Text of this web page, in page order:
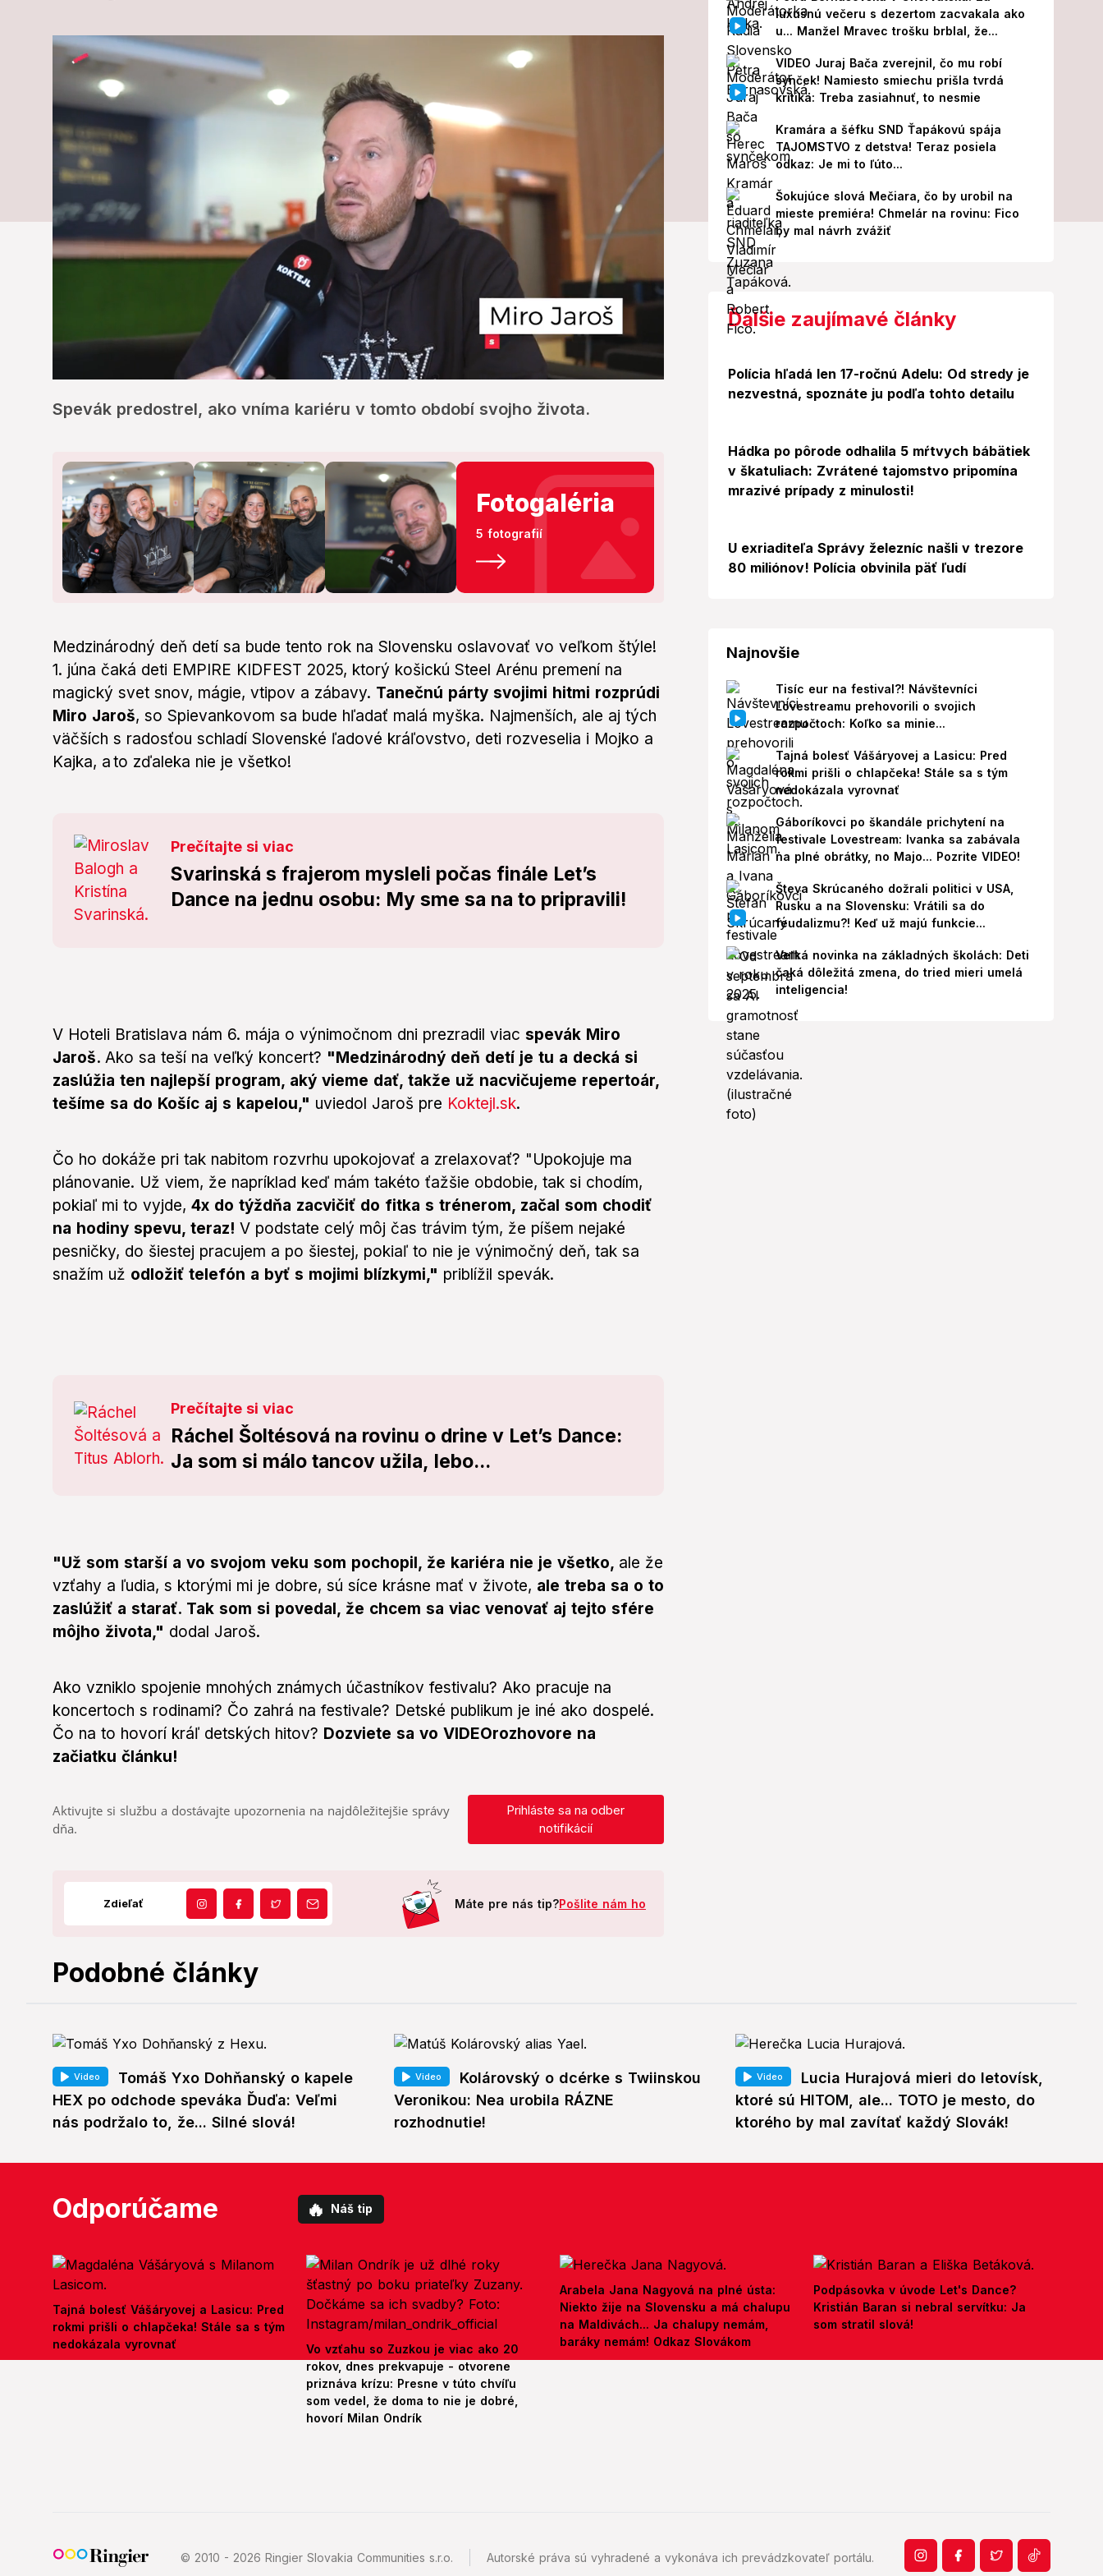
of
secondsVolume
0%
Spevák predostrel, ako vníma kariéru v tomto období svojho života.
detských hitov Mira Jaroša:
Pochopil som, že kariéra nie
je všetko!
Spevák predostrel, ako vníma kariéru v tomto období svojho života.
Fotogaléria
5 fotografií
Medzinárodný deň detí sa bude tento rok na Slovensku oslavovať vo veľkom štýle!
1. júna čaká deti EMPIRE KIDFEST 2025, ktorý košickú Steel Arénu premení na
magický svet snov, mágie, vtipov a zábavy. Tanečnú párty svojimi hitmi rozprúdi
Miro Jaroš, so Spievankovom sa bude hľadať malá myška. Najmenších, ale aj tých
väčších s radosťou schladí Slovenské ľadové kráľovstvo, deti rozveselia i Mojko a
Kajka, a to zďaleka nie je všetko!
Prečítajte si viac
Svarinská s frajerom mysleli počas finále Let’s
Dance na jednu osobu: My sme sa na to pripravili!
V Hoteli Bratislava nám 6. mája o výnimočnom dni prezradil viac spevák Miro
Jaroš. Ako sa teší na veľký koncert? "Medzinárodný deň detí je tu a decká si
zaslúžia ten najlepší program, aký vieme dať, takže už nacvičujeme repertoár,
tešíme sa do Košíc aj s kapelou," uviedol Jaroš pre Koktejl.sk.
Čo ho dokáže pri tak nabitom rozvrhu upokojovať a zrelaxovať? "Upokojuje ma
plánovanie. Už viem, že napríklad keď mám takéto ťažšie obdobie, tak si chodím,
pokiaľ mi to vyjde, 4x do týždňa zacvičiť do fitka s trénerom, začal som chodiť
na hodiny spevu, teraz! V podstate celý môj čas trávim tým, že píšem nejaké
pesničky, do šiestej pracujem a po šiestej, pokiaľ to nie je výnimočný deň, tak sa
snažím už odložiť telefón a byť s mojimi blízkymi," priblížil spevák.
Prečítajte si viac
Ráchel Šoltésová na rovinu o drine v Let’s Dance:
Ja som si málo tancov užila, lebo...
"Už som starší a vo svojom veku som pochopil, že kariéra nie je všetko, ale že
vzťahy a ľudia, s ktorými mi je dobre, sú síce krásne mať v živote, ale treba sa o to
zaslúžiť a starať. Tak som si povedal, že chcem sa viac venovať aj tejto sfére
môjho života," dodal Jaroš.
Ako vzniklo spojenie mnohých známych účastníkov festivalu? Ako pracuje na
koncertoch s rodinami? Čo zahrá na festivale? Detské publikum je iné ako dospelé.
Čo na to hovorí kráľ detských hitov? Dozviete sa vo VIDEOrozhovore na
začiatku článku!
Aktivujte si službu a dostávajte upozornenia na najdôležitejšie správy
dňa.
Prihláste sa na odber
notifikácií
Zdieľať Máte pre nás tip?Pošlite nám ho
luxusnú večeru s dezertom zacvakala ako
u... Manžel Mravec trošku brblal, že...
VIDEO Juraj Bača zverejnil, čo mu robí
synček! Namiesto smiechu prišla tvrdá
kritika: Treba zasiahnuť, to nesmie
Kramára a šéfku SND Ťapákovú spája
TAJOMSTVO z detstva! Teraz posiela
odkaz: Je mi to ľúto...
Šokujúce slová Mečiara, čo by urobil na
mieste premiéra! Chmelár na rovinu: Fico
by mal návrh zvážiť
Ďalšie zaujímavé články
Polícia hľadá len 17-ročnú Adelu: Od stredy je
nezvestná, spoznáte ju podľa tohto detailu
Hádka po pôrode odhalila 5 mŕtvych bábätiek
v škatuliach: Zvrátené tajomstvo pripomína
mrazivé prípady z minulosti!
U exriaditeľa Správy železníc našli v trezore
80 miliónov! Polícia obvinila päť ľudí
Najnovšie
Tisíc eur na festival?! Návštevníci
Lovestreamu prehovorili o svojich
rozpočtoch: Koľko sa minie...
Tajná bolesť Vášáryovej a Lasicu: Pred
rokmi prišli o chlapčeka! Stále sa s tým
nedokázala vyrovnať
Gáboríkovci po škandále prichytení na
festivale Lovestream: Ivanka sa zabávala
na plné obrátky, no Majo... Pozrite VIDEO!
Števa Skrúcaného dožrali politici v USA,
Rusku a na Slovensku: Vrátili sa do
feudalizmu?! Keď už majú funkcie...
Veľká novinka na základných školách: Deti
čaká dôležitá zmena, do tried mieri umelá
inteligencia!
Podobné články
Video
Tomáš Yxo Dohňanský o kapele
HEX po odchode speváka Ďuďa: Veľmi
nás podržalo to, že... Silné slová!
Video
Kolárovský o dcérke s Twiinskou
Veronikou: Nea urobila RÁZNE
rozhodnutie!
Video
Lucia Hurajová mieri do letovísk,
ktoré sú HITOM, ale... TOTO je mesto, do
ktorého by mal zavítať každý Slovák!
Odporúčame 🔥 Náš tip
Tajná bolesť Vášáryovej a Lasicu: Pred
rokmi prišli o chlapčeka! Stále sa s tým
nedokázala vyrovnať
Vo vzťahu so Zuzkou je viac ako 20
rokov, dnes prekvapuje - otvorene
priznáva krízu: Presne v túto chvíľu
som vedel, že doma to nie je dobré,
hovorí Milan Ondrík
Arabela Jana Nagyová na plné ústa:
Niekto žije na Slovensku a má chalupu
na Maldivách... Ja chalupy nemám,
baráky nemám! Odkaz Slovákom
Podpásovka v úvode Let's Dance?
Kristián Baran si nebral servítku: Ja
som stratil slová!
© 2010 - 2026 Ringier Slovakia Communities s.r.o. Autorské práva sú vyhradené a vykonáva ich prevádzkovateľ portálu.